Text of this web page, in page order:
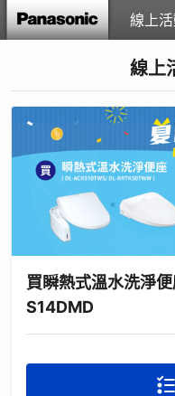
線上
線上
買瞬熱式溫水洗淨
S14DMD